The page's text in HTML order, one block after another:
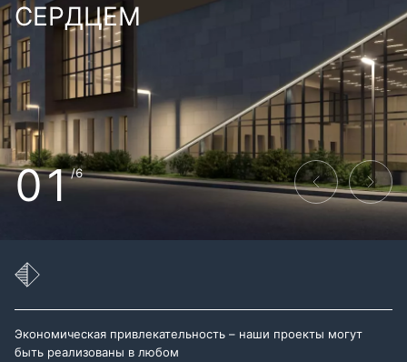
СЕРДЦЕМ
01/6
Экономическая привлекательность – наши проекты могут
быть реализованы в любом